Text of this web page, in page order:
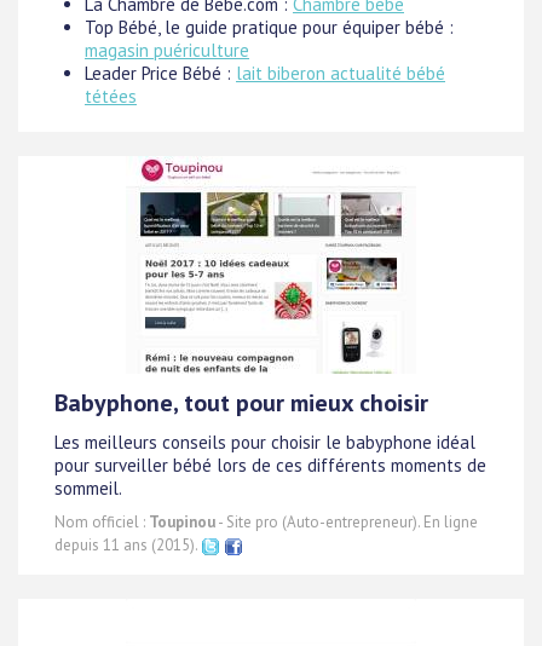
Top Bébé, le guide pratique pour équiper bébé :
magasin puériculture
Leader Price Bébé : lait biberon actualité bébé
tétées
Babyphone, tout pour mieux choisir
Les meilleurs conseils pour choisir le babyphone idéal
pour surveiller bébé lors de ces différents moments de
sommeil.
Nom officiel : Toupinou- Site pro (Auto-entrepreneur). En ligne
depuis 11 ans (2015).